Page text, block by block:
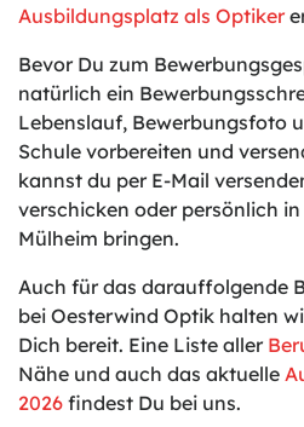
Ausbildungsplatz als Optiker
Bevor Du zum
natürlich ein
Lebenslauf, Bewerbungsfoto
Schule vorbereiten und
kannst du per E-Mail
verschicken oder persönlich
Mülheim bringen.
Auch für das darauffolgende
bei Oesterwind Optik halten
Dich bereit. Eine Liste aller
Nähe und auch das aktuelle
2026 findest Du bei uns.